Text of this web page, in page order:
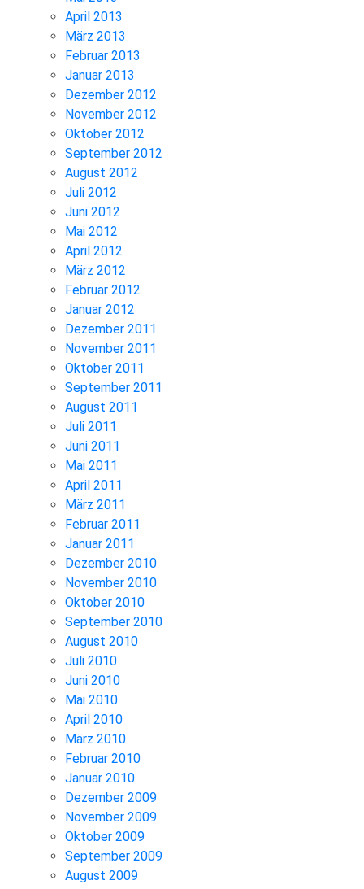
April 2013
März 2013
Februar 2013
Januar 2013
Dezember 2012
November 2012
Oktober 2012
September 2012
August 2012
Juli 2012
Juni 2012
Mai 2012
April 2012
März 2012
Februar 2012
Januar 2012
Dezember 2011
November 2011
Oktober 2011
September 2011
August 2011
Juli 2011
Juni 2011
Mai 2011
April 2011
März 2011
Februar 2011
Januar 2011
Dezember 2010
November 2010
Oktober 2010
September 2010
August 2010
Juli 2010
Juni 2010
Mai 2010
April 2010
März 2010
Februar 2010
Januar 2010
Dezember 2009
November 2009
Oktober 2009
September 2009
August 2009